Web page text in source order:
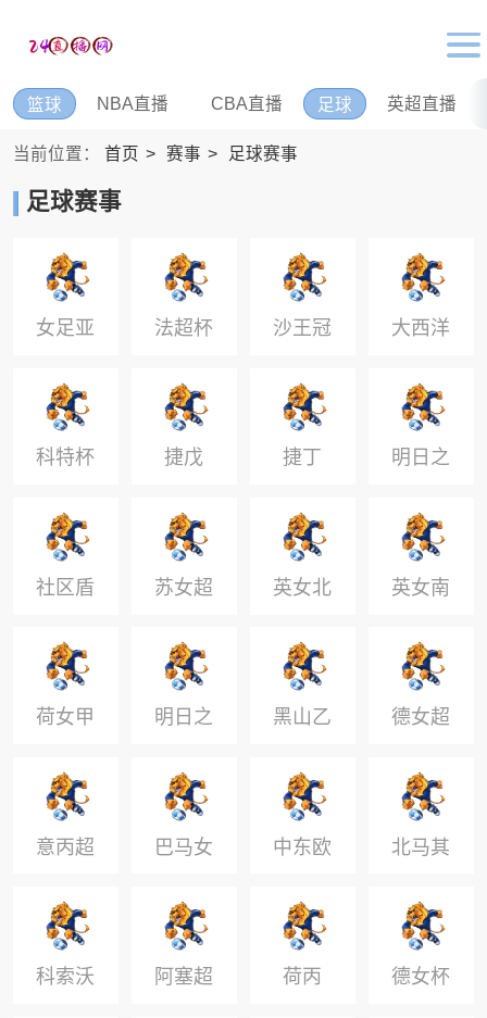
篮球 NBA直播 CBA直播 足球 英超直播
当前位置： 首页 赛事 足球赛事
足球赛事
女足亚
冠
法超杯 沙王冠 大西洋
杯
科特杯 捷戊 捷丁 明日之
星冠军
杯
社区盾
杯
苏女超 英女北 英女南
荷女甲 明日之
星女子
冠军杯
黑山乙 德女超
杯
意丙超
杯
巴马女
甲
中东欧
杯
北马其
乙西
科索沃 阿塞超 荷丙 德女杯